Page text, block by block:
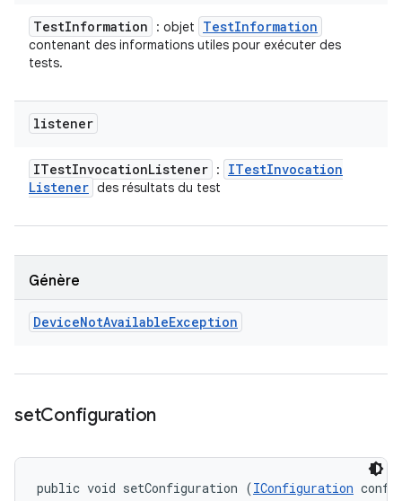
TestInformation : objet TestInformation
contenant des informations utiles pour exécuter des
tests.
listener
ITestInvocationListener : ITestInvocation
Listener des résultats du test
Génère
DeviceNotAvailableException
setConfiguration
public void setConfiguration (IConfiguration